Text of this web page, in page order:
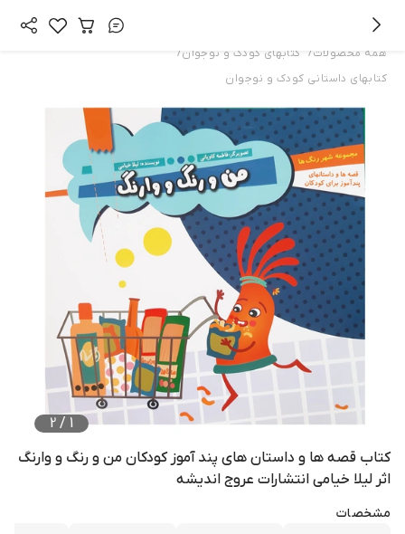
همه محصولات/ کتابهای کودک و نوجوان/
کتابهای داستانی کودک و نوجوان
1
/
2
کتاب قصه ها و داستان های پند آموز کودکان من و رنگ و وارنگ
اثر لیلا خیامی انتشارات عروج اندیشه
مشخصات